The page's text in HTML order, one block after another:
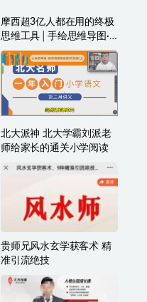
摩西超3亿人都在用的终极
思维工具│手绘思维导图·
助你效率翻倍
北大派神 北大学霸刘派老
师给家长的通关小学阅读
贵师兄风水玄学获客术 精
准引流绝技